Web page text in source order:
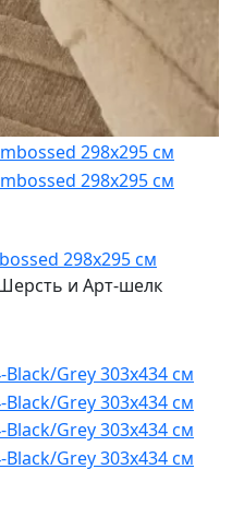
298x295 см
и Арт-шелк